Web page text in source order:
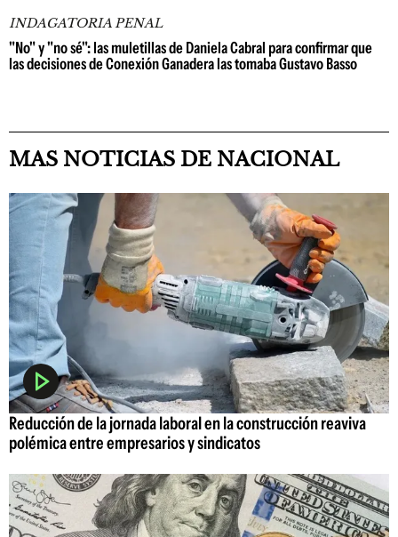
INDAGATORIA PENAL
"No" y "no sé": las muletillas de Daniela Cabral para confirmar que
las decisiones de Conexión Ganadera las tomaba Gustavo Basso
MAS NOTICIAS DE NACIONAL
Reducción de la jornada laboral en la construcción reaviva
polémica entre empresarios y sindicatos